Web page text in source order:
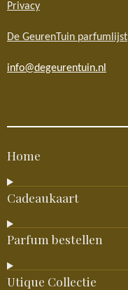
Privacy
De GeurenTuin parfumlijst
info@degeurentuin.nl
Home
Cadeaukaart
Parfum bestellen
Utique Collectie